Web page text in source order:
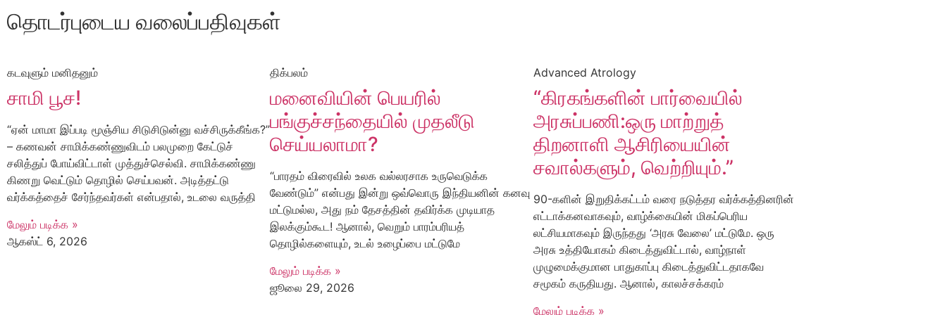
தொடர்புடைய வலைப்பதிவுகள்
கடவுளும் மனிதனும்
சாமி பூச!
“ஏன் மாமா இப்படி மூஞ்சிய சிடுசிடுன்னு வச்சிருக்கீங்க?”
– கணவன் சாமிக்கண்ணுவிடம் பலமுறை கேட்டுச்
சலித்துப் போய்விட்டாள் முத்துச்செல்வி. சாமிக்கண்ணு
கிணறு வெட்டும் தொழில் செய்பவன். அடித்தட்டு
வர்க்கத்தைச் சேர்ந்தவர்கள் என்பதால், உடலை வருத்தி
மேலும் படிக்க »
ஆகஸ்ட் 6, 2026
திக்பலம்
மனைவியின் பெயரில்
பங்குச்சந்தையில் முதலீடு
செய்யலாமா?
“பாரதம் விரைவில் உலக வல்லரசாக உருவெடுக்க
வேண்டும்” என்பது இன்று ஒவ்வொரு இந்தியனின் கனவு
மட்டுமல்ல, அது நம் தேசத்தின் தவிர்க்க முடியாத
இலக்கும்கூட! ஆனால், வெறும் பாரம்பரியத்
தொழில்களையும், உடல் உழைப்பை மட்டுமே
மேலும் படிக்க »
ஜூலை 29, 2026
Advanced Atrology
“கிரகங்களின் பார்வையில்
அரசுப்பணி:ஒரு மாற்றுத்
திறனாளி ஆசிரியையின்
சவால்களும், வெற்றியும்.”
90-களின் இறுதிக்கட்டம் வரை நடுத்தர வர்க்கத்தினரின்
எட்டாக்கனவாகவும், வாழ்க்கையின் மிகப்பெரிய
லட்சியமாகவும் இருந்தது ‘அரசு வேலை’ மட்டுமே. ஒரு
அரசு உத்தியோகம் கிடைத்துவிட்டால், வாழ்நாள்
முழுமைக்குமான பாதுகாப்பு கிடைத்துவிட்டதாகவே
சமூகம் கருதியது. ஆனால், காலச்சக்கரம்
மேலும் படிக்க »